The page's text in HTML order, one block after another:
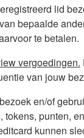
lid
bepaalde
te betalen.
vergoedingen.
van jouw
en/of
punten,
kunnen